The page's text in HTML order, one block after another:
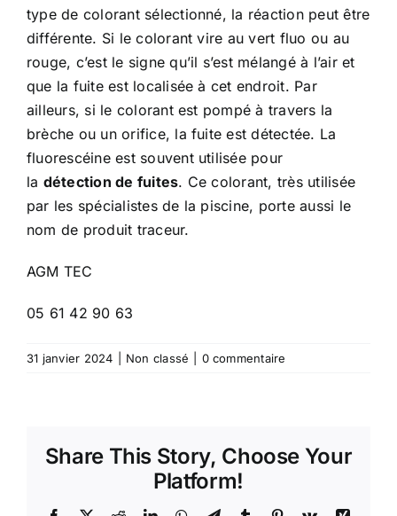
type de colorant sélectionné, la réaction peut être
différente. Si le colorant vire au vert fluo ou au
rouge, c’est le signe qu’il s’est mélangé à l’air et
que la fuite est localisée à cet endroit. Par
ailleurs, si le colorant est pompé à travers la
brèche ou un orifice, la fuite est détectée. La
fluorescéine est souvent utilisée pour
la détection de fuites. Ce colorant, très utilisée
par les spécialistes de la piscine, porte aussi le
nom de produit traceur.
AGM TEC
05 61 42 90 63
31 janvier 2024 Non classé 0 commentaire
Share This Story, Choose Your
Platform!